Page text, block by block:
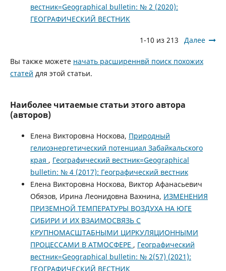
вестник=Geographical bulletin: № 2 (2020):
ГЕОГРАФИЧЕСКИЙ ВЕСТНИК
1-10 из 213 Далее
Вы также можете начать расширеннвй поиск похожих
статей для этой статьи.
Наиболее читаемые статьи этого автора
(авторов)
Елена Викторовна Носкова, Природный
гелиоэнергетический потенциал Забайкальского
края , Географический вестник=Geographical
bulletin: № 4 (2017): Географический вестник
Елена Викторовна Носкова, Виктор Афанасьевич
Обязов, Ирина Леонидовна Вахнина, ИЗМЕНЕНИЯ
ПРИЗЕМНОЙ ТЕМПЕРАТУРЫ ВОЗДУХА НА ЮГЕ
СИБИРИ И ИХ ВЗАИМОСВЯЗЬ С
КРУПНОМАСШТАБНЫМИ ЦИРКУЛЯЦИОННЫМИ
ПРОЦЕССАМИ В АТМОСФЕРЕ , Географический
вестник=Geographical bulletin: № 2(57) (2021):
ГЕОГРАФИЧЕСКИЙ ВЕСТНИК